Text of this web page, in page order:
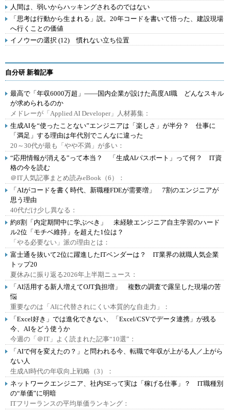
人間は、弱いからハッキングされるのではない
「思考は行動から生まれる」説。20年コードを書いて悟った、建設現場
へ行くことの価値
イノウーの選択 (12) 慣れない立ち位置
自分研 新着記事
最高で「年収6000万超」――国内企業が設けた高度AI職 どんなスキル
が求められるのか
メドレーが「Applied AI Developer」人材募集：
生成AIを“使ったことない”エンジニアは「楽しさ」が半分？ 仕事に
「満足」する理由は年代別でこんなに違った
20～30代が最も「やや不満」が多い：
“応用情報が消える”って本当？ 「生成AIパスポート」って何？ IT資
格の今を読む
＠IT人気記事まとめ読みeBook（6）：
「AIがコードを書く時代、新職種FDEが需要増」 7割のエンジニアが
思う理由
40代だけ少し異なる：
約8割「内定期間中に学ぶべき」 未経験エンジニア自主学習のハード
ル2位「モチベ維持」を超えた1位は？
「やる必要ない」派の理由とは：
富士通を抜いて2位に躍進したITベンダーは？ IT業界の就職人気企業
トップ20
夏休みに振り返る2026年上半期ニュース：
「AI活用する新人増えてOJT負担増」 複数の調査で露呈した現場の苦
悩
重要なのは「AIに代替されにくい本質的な自走力」：
「Excel好き」では進化できない、「Excel/CSVでデータ連携」が残る
今、AIをどう使うか
今週の「＠IT」よく読まれた記事“10選”：
「AIで何を変えたの？」と問われる今、転職で年収が上がる人／上がら
ない人
生成AI時代の年収向上戦略（3）：
ネットワークエンジニア、社内SEって実は「稼げる仕事」？ IT職種別
の“単価”に明暗
ITフリーランスの平均単価ランキング：